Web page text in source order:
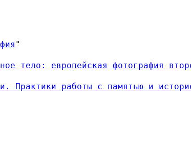
"
тело: европейская фотография
Практики работы с памятью и